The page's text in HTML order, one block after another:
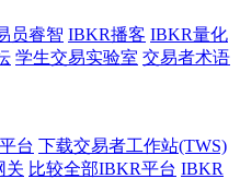
员睿智 IBKR播客 IBKR量化
学生交易实验室 交易者术语
台 下载交易者工作站(TWS)
关 比较全部IBKR平台 IBKR